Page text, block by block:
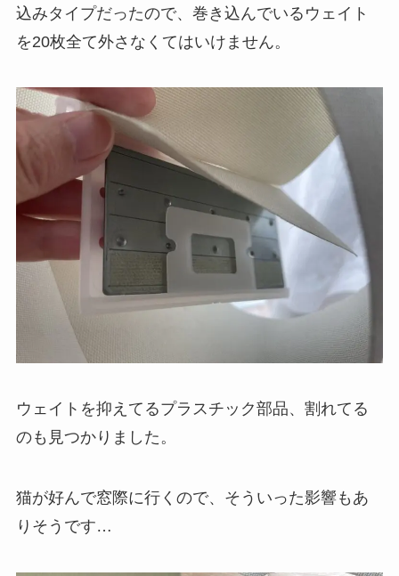
込みタイプだったので、巻き込んでいるウェイト
を20枚全て外さなくてはいけません。
ウェイトを抑えてるプラスチック部品、割れてる
のも見つかりました。
猫が好んで窓際に行くので、そういった影響もあ
りそうです…